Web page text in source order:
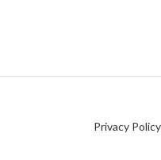
Privacy Policy